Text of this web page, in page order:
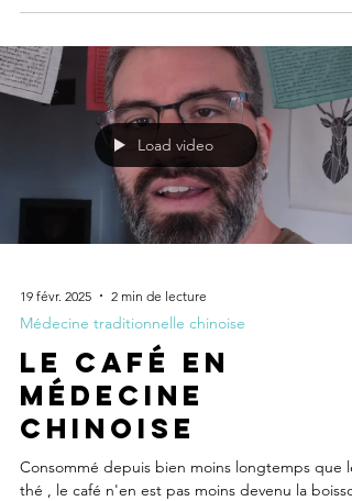
Load video
19 févr. 2025 2 min de lecture
Médecine traditionnelle chinoise
Le café en
médecine
chinoise
Consommé depuis bien moins longtemps que le
thé , le café n'en est pas moins devenu la